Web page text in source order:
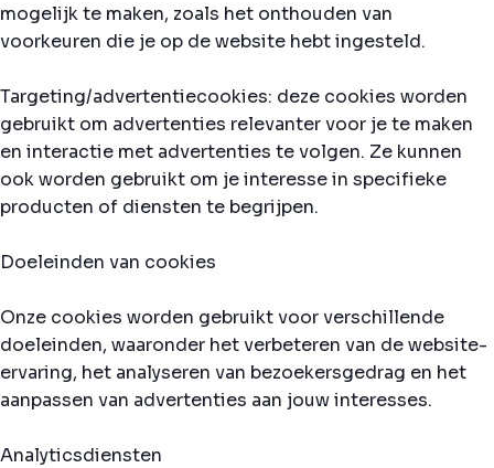
mogelijk te maken, zoals het onthouden van
voorkeuren die je op de website hebt ingesteld.
Targeting/advertentiecookies: deze cookies worden
gebruikt om advertenties relevanter voor je te maken
en interactie met advertenties te volgen. Ze kunnen
ook worden gebruikt om je interesse in specifieke
producten of diensten te begrijpen.
Doeleinden van cookies
Onze cookies worden gebruikt voor verschillende
doeleinden, waaronder het verbeteren van de website-
ervaring, het analyseren van bezoekersgedrag en het
aanpassen van advertenties aan jouw interesses.
Analyticsdiensten